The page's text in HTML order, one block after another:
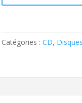
Various
Wild
Wood
CD
Catégories : CD, Disques